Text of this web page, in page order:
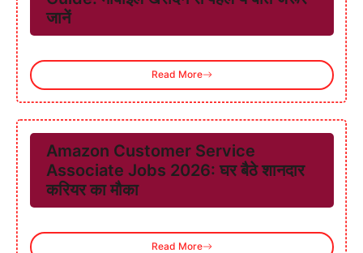
जानें
Read More
Amazon Customer Service
Associate Jobs 2026: घर बैठे शानदार
करियर का मौका
Read More